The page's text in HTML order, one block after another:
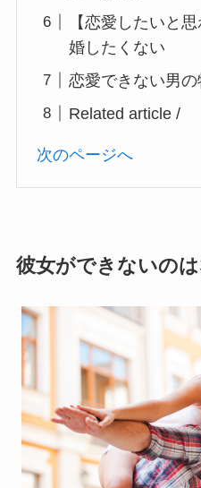
【恋愛したいと
婚したくない
恋愛できない男
Related article /
次のページへ
彼女ができないの